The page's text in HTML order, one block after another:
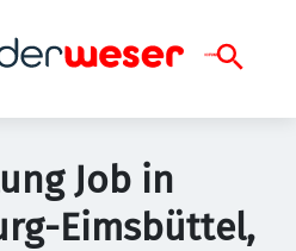
Job in
Eimsbüttel,